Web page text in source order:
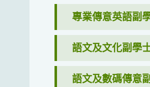
專業傳意英語副
語文及文化副學
語文及數碼傳意